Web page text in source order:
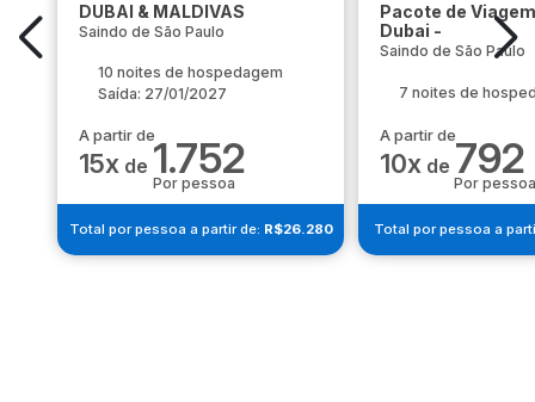
DUBAI & MALDIVAS
Saindo de São Paulo
10 noites de hospedagem
Saída: 27/01/2027
A partir de
15x de 1.752
Por pessoa
Total por pessoa a partir de: R$26.280
Pacote de
Dubai -
Saindo de São Paulo
7 noites de
A partir de
10x de 792
Por pessoa
Total por pessoa a